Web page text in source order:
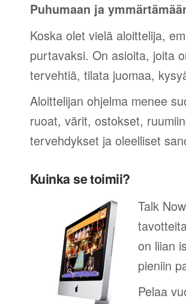
Puhumaan ja
Koska olet vielä aloittelija,
purtavaksi. On asioita, joita
tervehtiä, tilata juomaa,
Aloittelijan ohjelma menee
ruoat, värit, ostokset,
tervehdykset ja oleelliset
Kuinka se toimii?
Talk
on liian
pieniin
Pelaa